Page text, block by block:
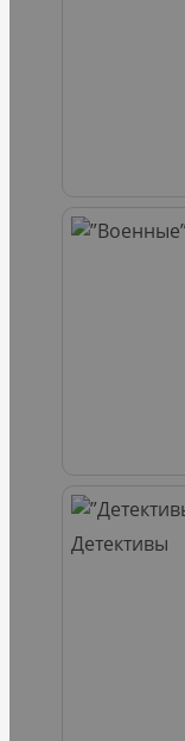
Детективы